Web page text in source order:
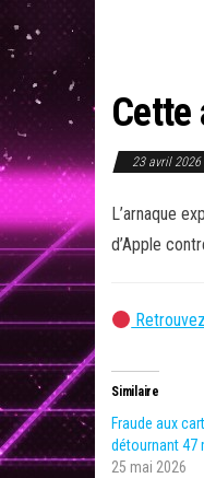
Cette
23 avril 2026
L’arnaque
d’Apple
Similaire
Fraude aux
détournant 47
25 mai 2026